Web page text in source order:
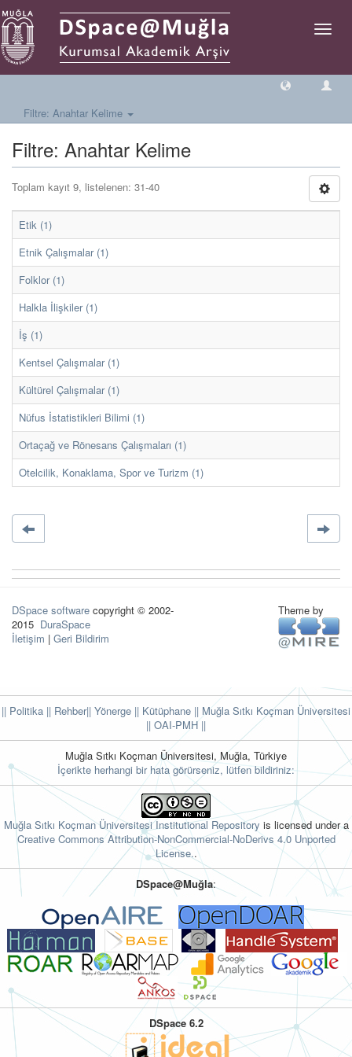
Geçiş
Filtre: Anahtar Kelime
Filtre: Anahtar Kelime
Toplam kayıt 9, listelenen: 31-40
Etik (1)
Etnik Çalışmalar (1)
Folklor (1)
Halkla İlişkiler (1)
İş (1)
Kentsel Çalışmalar (1)
Kültürel Çalışmalar (1)
Nüfus İstatistikleri Bilimi (1)
Ortaçağ ve Rönesans Çalışmaları (1)
Otelcilik, Konaklama, Spor ve Turizm (1)
DSpace software copyright © 2002-
2015 DuraSpace
İletişim | Geri Bildirim
Theme by
|| Politika || Rehber|| Yönerge || Kütüphane || Muğla Sıtkı Koçman Üniversitesi
|| OAI-PMH ||
Muğla Sıtkı Koçman Üniversitesi, Muğla, Türkiye
İçerikte herhangi bir hata görürseniz, lütfen bildiriniz:
Muğla Sıtkı Koçman Üniversitesi Institutional Repository is licensed under a
Creative Commons Attribution-NonCommercial-NoDerivs 4.0 Unported
License..
DSpace@Muğla:
DSpace 6.2